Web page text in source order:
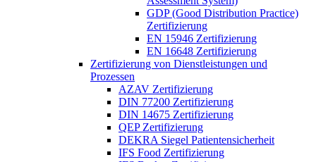
GDP (Good Distribution Practice)
Zertifizierung
EN 15946 Zertifizierung
EN 16648 Zertifizierung
Zertifizierung von Dienstleistungen und
Prozessen
AZAV Zertifizierung
DIN 77200 Zertifizierung
DIN 14675 Zertifizierung
QEP Zertifizierung
DEKRA Siegel Patientensicherheit
IFS Food Zertifizierung